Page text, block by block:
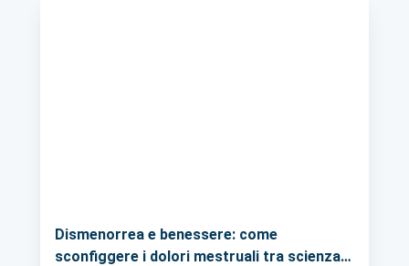
Dismenorrea e benessere: come
sconfiggere i dolori mestruali tra scienza e